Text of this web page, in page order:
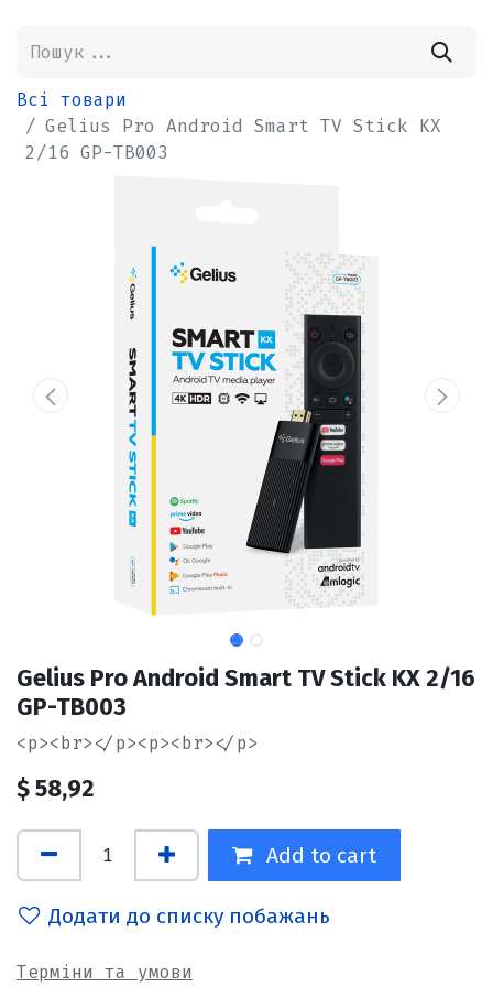
Всі товари
Gelius Pro Android Smart TV Stick KX
2/16 GP-TB003
Gelius Pro Android Smart TV Stick KX 2/16
GP-TB003
<p><br></p><p><br></p>
$58,92
Add to cart
Додати до списку побажань
Терміни та умови